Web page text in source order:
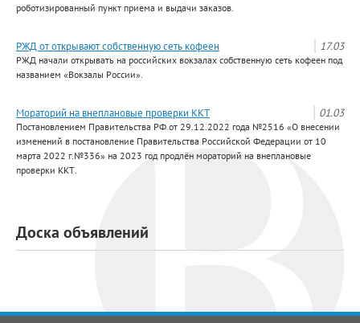
роботизированный пункт приема и выдачи заказов.
17.03
РЖД от открывают собственную сеть кофеен
РЖД начали открывать на российских вокзалах собственную сеть кофеен под
названием «Вокзалы России».
01.03
Мораторий на внеплановые проверки ККТ
Постановлением Правительства РФ от 29.12.2022 года №2516 «О внесении
изменений в постановление Правительства Российской Федерации от 10
марта 2022 г.№336» на 2023 год продлён мораторий на внеплановые
проверки ККТ.
Доска объявлений